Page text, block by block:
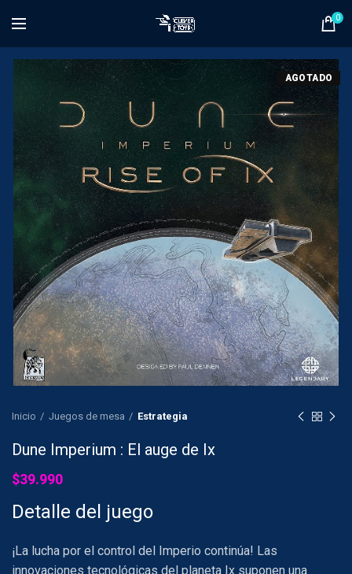
0
AGOTADO
Inicio Juegos de mesa Estrategia
Dune Imperium : El auge de Ix
$39.990
Detalle del juego
¡La lucha por el control del Imperio continúa! Las
innovaciones tecnológicas del planeta Ix suponen una